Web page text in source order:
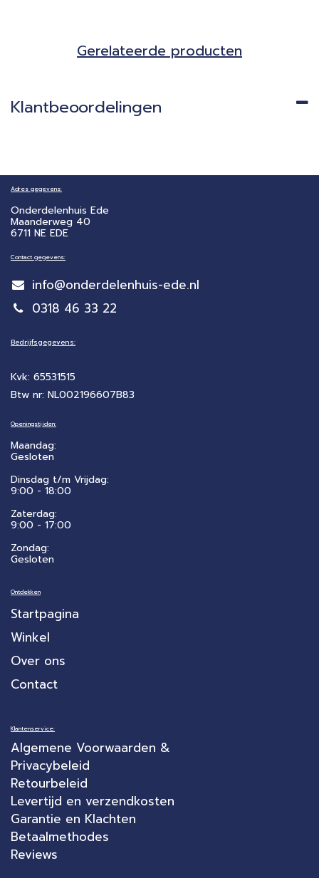
Gerela​teerde producten​
Klantbeoordelingen
Adres gegevens:
Onderdelenhuis Ede
Maanderweg 40
6711 NE EDE
Contact gegevens:
info@onderdelenhuis-ede.nl
0318 46 33 22
Bedrijfsgegevens:
Kvk: 65531515
Btw nr: NL002196607B83
Openingstijden:
Maandag:
Gesloten
Dinsdag t/m Vrijdag:
9:00 - 18:00
Zaterdag:
​9:00 - 17:00
Zondag:
Gesloten
Ontdekken
Startpagina
Winkel
Over ons
Contact
Klantenservice:
Algemene Voorwaarden &
Privacybeleid
Retourbeleid
Levertijd en verzendkosten
Garantie en Klachten
Betaalmethodes
Reviews